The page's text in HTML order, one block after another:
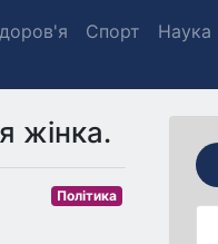
Спорт Наука
жінка.
Політика